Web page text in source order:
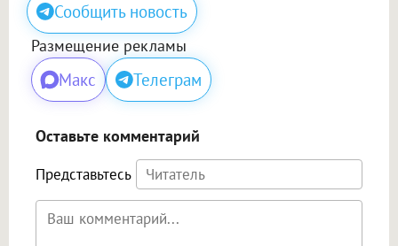
Сообщить новость
Размещение рекламы
Макс Телеграм
Оставьте комментарий
Представьтесь